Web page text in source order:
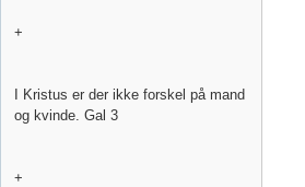
+
I Kristus er der ikke forskel på mand
og kvinde. Gal 3
+